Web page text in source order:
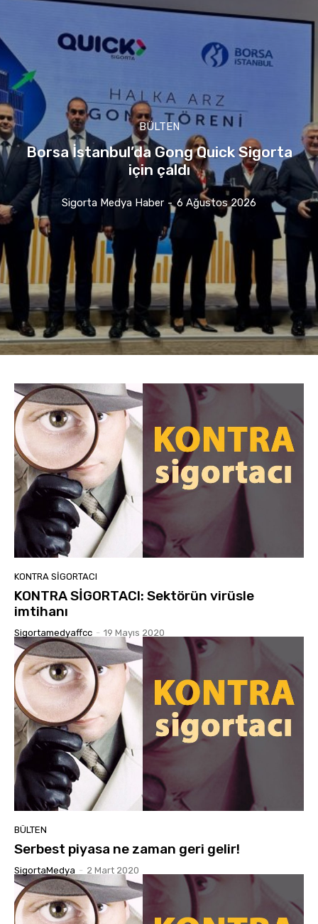
BÜLTEN
Borsa İstanbul’da Gong Quick Sigorta
için çaldı
Sigorta Medya Haber - 6 Ağustos 2026
KONTRA SIGORTACI
KONTRA SİGORTACI: Sektörün virüsle
imtihanı
Sigortamedyaffcc - 19 Mayıs 2020
BÜLTEN
Serbest piyasa ne zaman geri gelir!
SigortaMedya - 2 Mart 2020